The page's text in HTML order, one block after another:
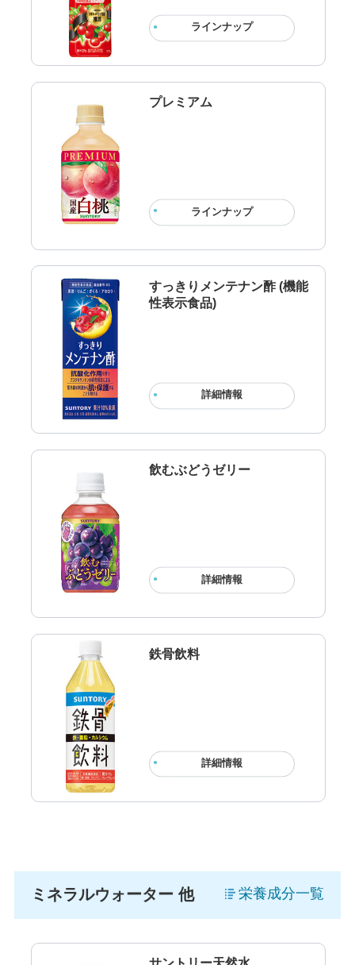
ラインナップ
プレミアム
ラインナップ
すっきりメンテナン酢 (機能
性表示食品)
詳細情報
飲むぶどうゼリー
詳細情報
鉄骨飲料
詳細情報
ミネラルウォーター 他 栄養成分一覧